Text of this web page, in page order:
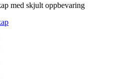
med skjult oppbevaring